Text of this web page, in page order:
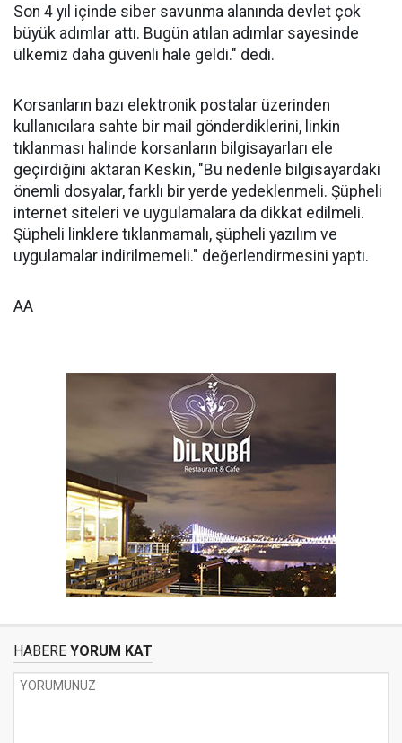
Son 4 yıl içinde siber savunma alanında devlet çok
büyük adımlar attı. Bugün atılan adımlar sayesinde
ülkemiz daha güvenli hale geldi." dedi.
Korsanların bazı elektronik postalar üzerinden
kullanıcılara sahte bir mail gönderdiklerini, linkin
tıklanması halinde korsanların bilgisayarları ele
geçirdiğini aktaran Keskin, "Bu nedenle bilgisayardaki
önemli dosyalar, farklı bir yerde yedeklenmeli. Şüpheli
internet siteleri ve uygulamalara da dikkat edilmeli.
Şüpheli linklere tıklanmamalı, şüpheli yazılım ve
uygulamalar indirilmemeli." değerlendirmesini yaptı.
AA
HABERE YORUM KAT